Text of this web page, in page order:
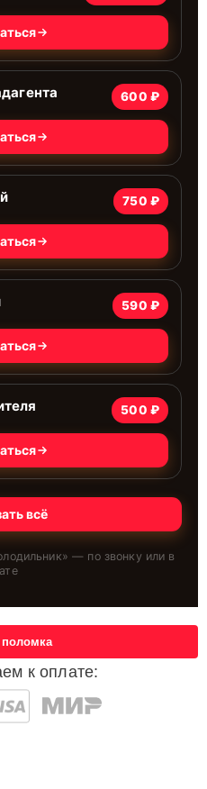
600 ₽
750 ₽
590 ₽
500 ₽
всё
» — по звонку или в
к оплате:
поломка